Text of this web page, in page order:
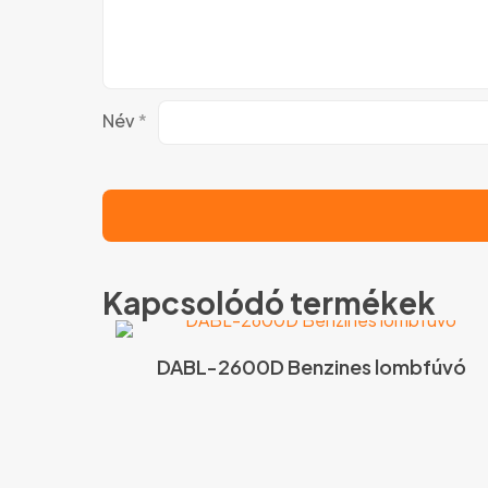
Név*
Kapcsolódó termékek
DABL-2600D Benzines lombfúvó